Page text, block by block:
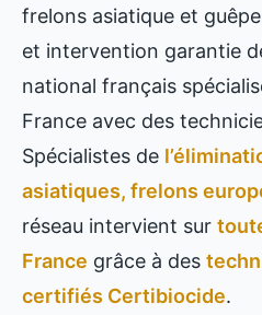
frelons asiatique et
et intervention garantie
national français
France avec des
Spécialistes de
asiatiques, frelons
réseau intervient sur
France grâce à des
certifiés Certibiocide.